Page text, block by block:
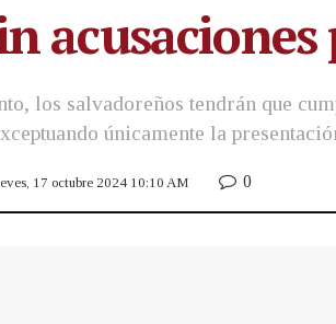
acusaciones
los salvadoreños tendrán que
únicamente la
17 octubre 2024 10:10 AM 0